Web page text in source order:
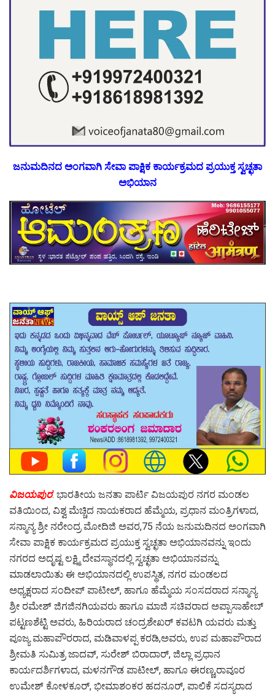
ಜನುಮದಿನದ ಅಂಗವಾಗಿ ಸೇವಾ ಪಾಕ್ಷಿಕ ಕಾರ್ಯಕ್ರಮದ ಪ್ರಯುಕ್ತ ಸ್ವಚ್ಛತಾ
ಅಭಿಯಾನ
ವಿಜಯಪುರ: ಭಾರತೀಯ ಜನತಾ ಪಾರ್ಟಿ ವಿಜಯಪುರ ನಗರ ಮಂಡಲ
ವತಿಯಿಂದ, ವಿಶ್ವ ಮೆಚ್ಚಿದ ನಾಯಕರಾದ ಹೆಮ್ಮೆಯ, ಪ್ರಧಾನ ಮಂತ್ರಿಗಳಾದ,
ಸನ್ಮಾನ್ಯ ಶ್ರೀ ನರೇಂದ್ರ ಮೋದಿಜಿ ಅವರ,75 ನೆಯ ಜನುಮದಿನದ ಅಂಗವಾಗಿ
ಸೇವಾ ಪಾಕ್ಷಿಕ ಕಾರ್ಯಕ್ರಮದ ಪ್ರಯುಕ್ತ ಸ್ವಚ್ಛತಾ ಅಭಿಯಾನವನ್ನು ಇಂದು
ನಗರದ ಅದೃಷ್ಟ ಲಕ್ಷ್ಮಿ ದೇವಸ್ಥಾನದಲ್ಲಿ ಸ್ವಚ್ಛತಾ ಅಭಿಯಾನವನ್ನು
ಮಾಡಲಾಯಿತು ಈ ಅಭಿಯಾನದಲ್ಲಿ ಉಪಸ್ಥಿತ, ನಗರ ಮಂಡಲದ
ಅಧ್ಯಕ್ಷರಾದ ಸಂದೀಪ್ ಪಾಟೀಲ್, ಹಾಗೂ ಹೆಮ್ಮೆಯ ಸಂಸದರಾದ ಸನ್ಮಾನ್ಯ
ಶ್ರೀ ರಮೇಶ್ ಜಿಗಜಿನಗಿಯವರು ಹಾಗೂ ಮಾಜಿ ಸಚಿವರಾದ ಅಪ್ಪಾಸಾಹೇಬ್
ಪಟ್ಟಣಶೆಟ್ಟಿ ಅವರು, ಹಿರಿಯರಾದ ಚಂದ್ರಶೇಖರ್ ಕವಟಗಿ ಯವರು ಮತ್ತು
ಪೂಜ್ಯ ಮಹಾಪೌರರಾದ, ಮಡಿವಾಳಪ್ಪ ಕರಡಿ,ಅವರು, ಉಪ ಮಹಾಪೌರಾದ
ಶ್ರೀಮತಿ ಸುಮಿತ್ರ ಜಾದವ್, ಸುರೇಶ್ ಬಿರಾದಾರ್, ಜಿಲ್ಲಾ ಪ್ರಧಾನ
ಕಾರ್ಯದರ್ಶಿಗಳಾದ, ಮಳನಗೌಡ ಪಾಟೀಲ್, ಹಾಗೂ ಈರಣ್ಣ,ರಾವೂರ
ಉಮೇಶ್ ಕೋಳಕೂರ್, ಭೀಮಾಶಂಕರ ಹದನೂರ್, ಪಾಲಿಕೆ ಸದಸ್ಯರಾದ